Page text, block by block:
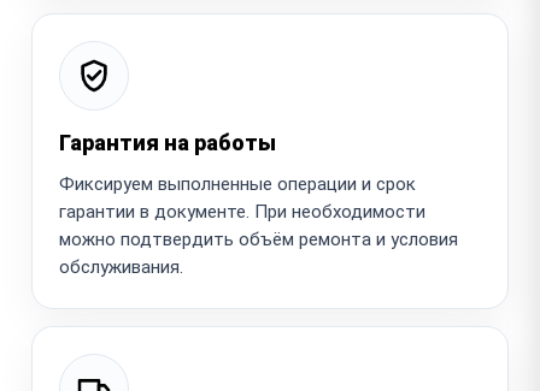
Гарантия на работы
Фиксируем выполненные операции и срок
гарантии в документе. При необходимости
можно подтвердить объём ремонта и условия
обслуживания.